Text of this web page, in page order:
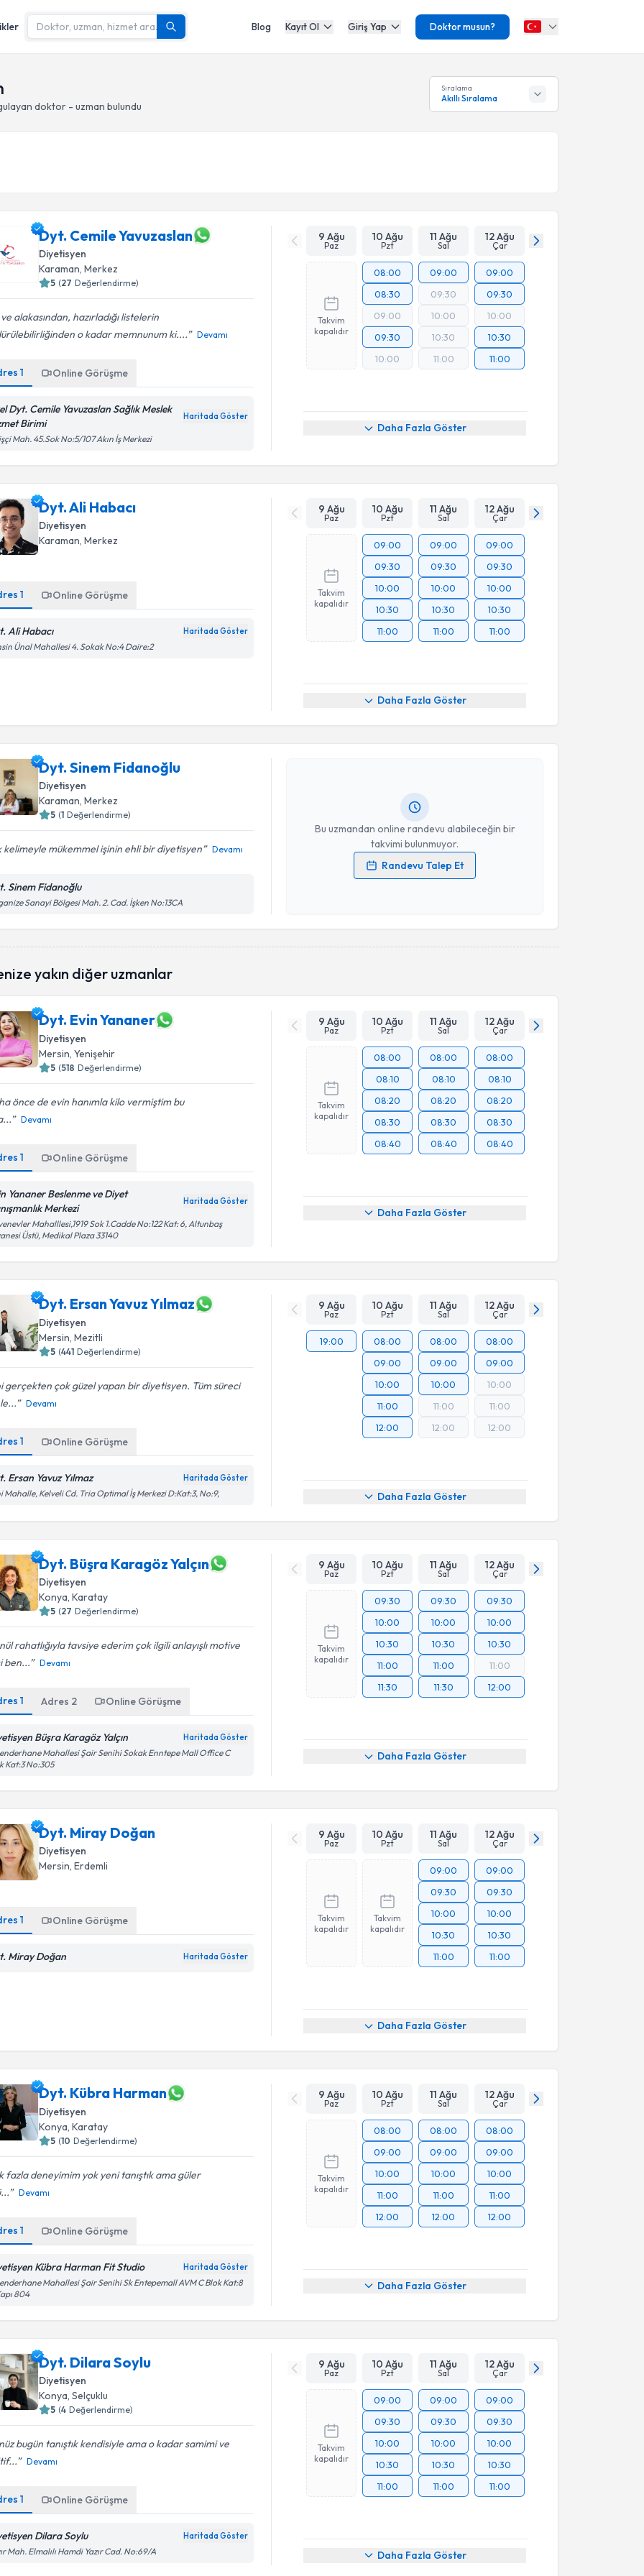
Blog Kayıt Ol Giriş Yap Doktor musun?
doktor - uzman bulundu
Sıralama
Akıllı Sıralama
Dyt. Cemile Yavuzaslan
Diyetisyen
Karaman, Merkez
5 (27 Değerlendirme)
alakasından, hazırladığı listelerin
o kadar memnunum ki....
Devamı
1 Online Görüşme
Dyt. Cemile Yavuzaslan Sağlık Meslek
Birimi
Haritada Göster
Mah. 45.Sok No:5/107 Akın İş Merkezi
9 Ağu
Paz
10 Ağu
Pzt
11 Ağu
Sal
12 Ağu
Çar
Takvim
kapalıdır
08:00
08:30
09:00
09:30
10:00
09:00
09:30
10:00
10:30
11:00
09:00
09:30
10:00
10:30
11:00
Daha Fazla Göster
Dyt. Ali Habacı
Diyetisyen
Karaman, Merkez
1 Online Görüşme
Ali Habacı Haritada Göster
Ünal Mahallesi 4. Sokak No:4 Daire:2
9 Ağu
Paz
10 Ağu
Pzt
11 Ağu
Sal
12 Ağu
Çar
Takvim
kapalıdır
09:00
09:30
10:00
10:30
11:00
09:00
09:30
10:00
10:30
11:00
09:00
09:30
10:00
10:30
11:00
Daha Fazla Göster
Dyt. Sinem Fidanoğlu
Diyetisyen
Karaman , Merkez
5 (1 Değerlendirme)
kelimeyle mükemmel işinin ehli bir diyetisyen Devamı
Sinem Fidanoğlu
Sanayi Bölgesi Mah. 2. Cad. İşken No:13CA
Bu uzmandan online randevu alabileceğin bir
takvimi bulunmuyor.
Randevu Talep Et
Randevu Takvimi Talebi
Kişisel verilerimin işlenmesine ilişkinAydınlatma Metni
yakın diğer uzmanlar
Dyt. Evin Yananer
Diyetisyen
Mersin , Yenişehir
5 (518 Değerlendirme)
önce de evin hanımla kilo vermiştim bu
Devamı
1 Online Görüşme
Yananer Beslenme ve Diyet
Merkezi
Haritada Göster
Mahalllesi,1919 Sok 1.Cadde No:122 Kat: 6, Altunbaş
Üstü, Medikal Plaza 33140
9 Ağu
Paz
10 Ağu
Pzt
11 Ağu
Sal
12 Ağu
Çar
Takvim
kapalıdır
08:00
08:10
08:20
08:30
08:40
08:00
08:10
08:20
08:30
08:40
08:00
08:10
08:20
08:30
08:40
Daha Fazla Göster
Dyt. Ersan Yavuz Yılmaz
Diyetisyen
Mersin , Mezitli
5 (441 Değerlendirme)
gerçekten çok güzel yapan bir diyetisyen. Tüm süreci
Devamı
1 Online Görüşme
Ersan Yavuz Yılmaz Haritada Göster
Mahalle, Kelveli Cd. Tria Optimal İş Merkezi D:Kat:3, No:9,
9 Ağu
Paz
10 Ağu
Pzt
11 Ağu
Sal
12 Ağu
Çar
19:00
08:00
09:00
10:00
11:00
12:00
08:00
09:00
10:00
11:00
12:00
08:00
09:00
10:00
11:00
12:00
Daha Fazla Göster
Dyt. Büşra Karagöz Yalçın
Diyetisyen
Konya, Karatay
5 (27 Değerlendirme)
rahatlığıyla tavsiye ederim çok ilgili anlayışlı motive
ben...
Devamı
1 Adres 2 Online Görüşme
Büşra Karagöz Yalçın Haritada Göster
Mahallesi Şair Senihi Sokak Enntepe Mall Office C
Kat:3 No:305
9 Ağu
Paz
10 Ağu
Pzt
11 Ağu
Sal
12 Ağu
Çar
Takvim
kapalıdır
09:30
10:00
10:30
11:00
11:30
09:30
10:00
10:30
11:00
11:30
09:30
10:00
10:30
11:00
12:00
Daha Fazla Göster
Dyt. Miray Doğan
Diyetisyen
Mersin, Erdemli
1 Online Görüşme
Miray Doğan Haritada Göster
9 Ağu
Paz
10 Ağu
Pzt
11 Ağu
Sal
12 Ağu
Çar
Takvim
kapalıdır
Takvim
kapalıdır
09:00
09:30
10:00
10:30
11:00
09:00
09:30
10:00
10:30
11:00
Daha Fazla Göster
Dyt. Kübra Harman
Diyetisyen
Konya , Karatay
5 (10 Değerlendirme)
fazla deneyimim yok yeni tanıştık ama güler
Devamı
1 Online Görüşme
Kübra Harman Fit Studio Haritada Göster
Mahallesi Şair Senihi Sk Entepemall AVM C Blok Kat:8
804
9 Ağu
Paz
10 Ağu
Pzt
11 Ağu
Sal
12 Ağu
Çar
Takvim
kapalıdır
08:00
09:00
10:00
11:00
12:00
08:00
09:00
10:00
11:00
12:00
08:00
09:00
10:00
11:00
12:00
Daha Fazla Göster
Dyt. Dilara Soylu
Diyetisyen
Konya , Selçuklu
5 (4 Değerlendirme)
bugün tanıştık kendisiyle ama o kadar samimi ve
Devamı
1 Online Görüşme
Dilara Soylu Haritada Göster
Mah. Elmalılı Hamdi Yazır Cad. No:69/A
9 Ağu
Paz
10 Ağu
Pzt
11 Ağu
Sal
12 Ağu
Çar
Takvim
kapalıdır
09:00
09:30
10:00
10:30
11:00
09:00
09:30
10:00
10:30
11:00
09:00
09:30
10:00
10:30
11:00
Daha Fazla Göster